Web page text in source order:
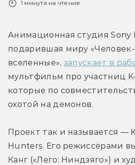
1 минута на чтение
Анимационная студия Sony
подарившая миру «Человек-
вселенные», запускает в
мультфильм про участниц
которые по
охотой на демонов.
Проект так и называется —
Hunters. Его режиссёрами
Канг («Лего: Ниндзяго») и